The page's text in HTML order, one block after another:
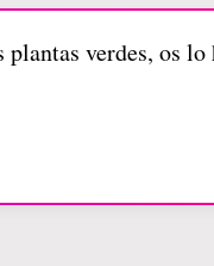
verdes, os lo